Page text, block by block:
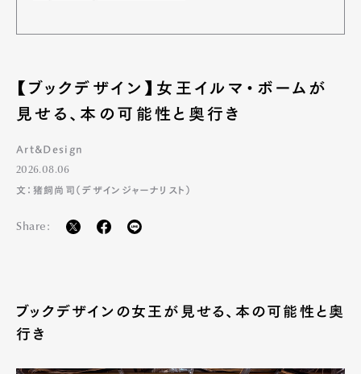
【ブックデザイン】女王イルマ・ボームが
見せる、本の可能性と奥行き
Art&Design
2026.08.06
文：猪飼尚司（デザインジャーナリスト）
Share:
ブックデザインの女王が見せる、本の可能性と奥
行き